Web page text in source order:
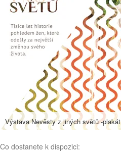
Výstava Nevěsty z jiných světů -plakát
Co dostanete k dispozici: